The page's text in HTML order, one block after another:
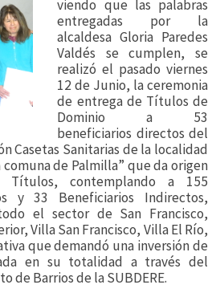
viendo que las palabras
entregadas por la
alcaldesa Gloria Paredes
Valdés se cumplen, se
realizó el pasado viernes
12 de Junio, la ceremonia
de entrega de Títulos de
Dominio a 53
beneficiarios directos del
Casetas Sanitarias de la localidad
comuna de Palmilla” que da origen
Títulos, contemplando a 155
y 33 Beneficiarios Indirectos,
el sector de San Francisco,
Villa San Francisco, Villa El Río,
que demandó una inversión de
en su totalidad a través del
de Barrios de la SUBDERE.